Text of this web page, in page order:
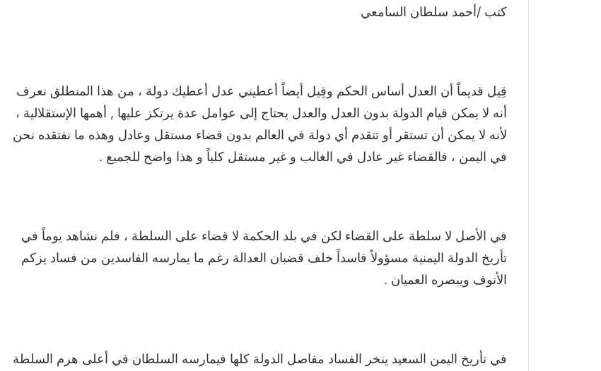
كتب /أحمد سلطان السامعي
قِيل قديماً أن العدل أساس الحكم وقِيل أيضاً أعطيني عدل أعطيك دولة ، من هذا المنطلق نعرف
أنه لا يمكن قيام الدولة بدون العدل والعدل يحتاج إلى عوامل عدة يرتكز عليها , أهمها الإستقلالية ،
لأنه لا يمكن أن تستقر أو تتقدم أي دولة في العالم بدون قضاء مستقل وعادل وهذه ما نفتقده نحن
في اليمن ، فالقضاء غير عادل في الغالب و غير مستقل كلياً و هذا واضح للجميع .
في الأصل لا سلطة على القضاء لكن في بلد الحكمة لا قضاء على السلطة ، فلم نشاهد يوماً في
تأريخ الدولة اليمنية مسؤولاً فاسداً خلف قضبان العدالة رغم ما يمارسه الفاسدين من فساد يزكم
الأنوف ويبصره العميان .
في تأريخ اليمن السعيد ينخر الفساد مفاصل الدولة كلها فيمارسه السلطان في أعلى هرم السلطة